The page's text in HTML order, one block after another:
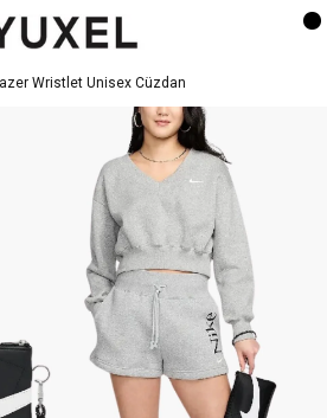
Wristlet Unisex Cüzdan